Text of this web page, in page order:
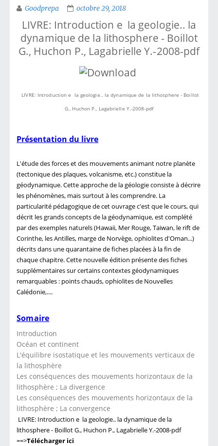
Goodprepa octobre 29, 2018
LIVRE: Introduction e la geologie.. la
dynamique de la lithosphere - Boillot
G., Huchon P., Lagabrielle Y.-2008-pdf
LIVRE: Introduction e la geologie.. la dynamique de la lithosphere - Boillot
G., Huchon P., Lagabrielle Y.-2008-pdf
Présentation du livre
L'étude des forces et des mouvements animant notre planète
(tectonique des plaques, volcanisme, etc.) constitue la
géodynamique. Cette approche de la géologie consiste à décrire
les phénomènes, mais surtout à les comprendre. La
particularité pédagogique de cet ouvrage c'est que le cours, qui
décrit les grands concepts de la géodynamique, est complété
par des exemples naturels (Hawaii, Mer Rouge, Taiwan, le rift de
Corinthe, les Antilles, marge de Norvège, ophiolites d'Oman...)
décrits dans une quarantaine de fiches placées à la fin de
chaque chapitre. Cette nouvelle édition présente des fiches
supplémentaires sur certains contextes géodynamiques
remarquables : points chauds, ophiolites de Nouvelles
Calédonie,....
Somaire
Introduction
Océan et continent
L'équilibre isostatique et les mouvements verticaux de
la lithosphère
Les conséquences des mouvements horizontaux de la
lithosphère ; La divergence
Les conséquences des mouvements horizontaux de la
lithosphère ; La convergence
LIVRE: Introduction e la geologie.. la dynamique de la
lithosphere - Boillot G., Huchon P., Lagabrielle Y.-2008-pdf
==>Télécharger ici